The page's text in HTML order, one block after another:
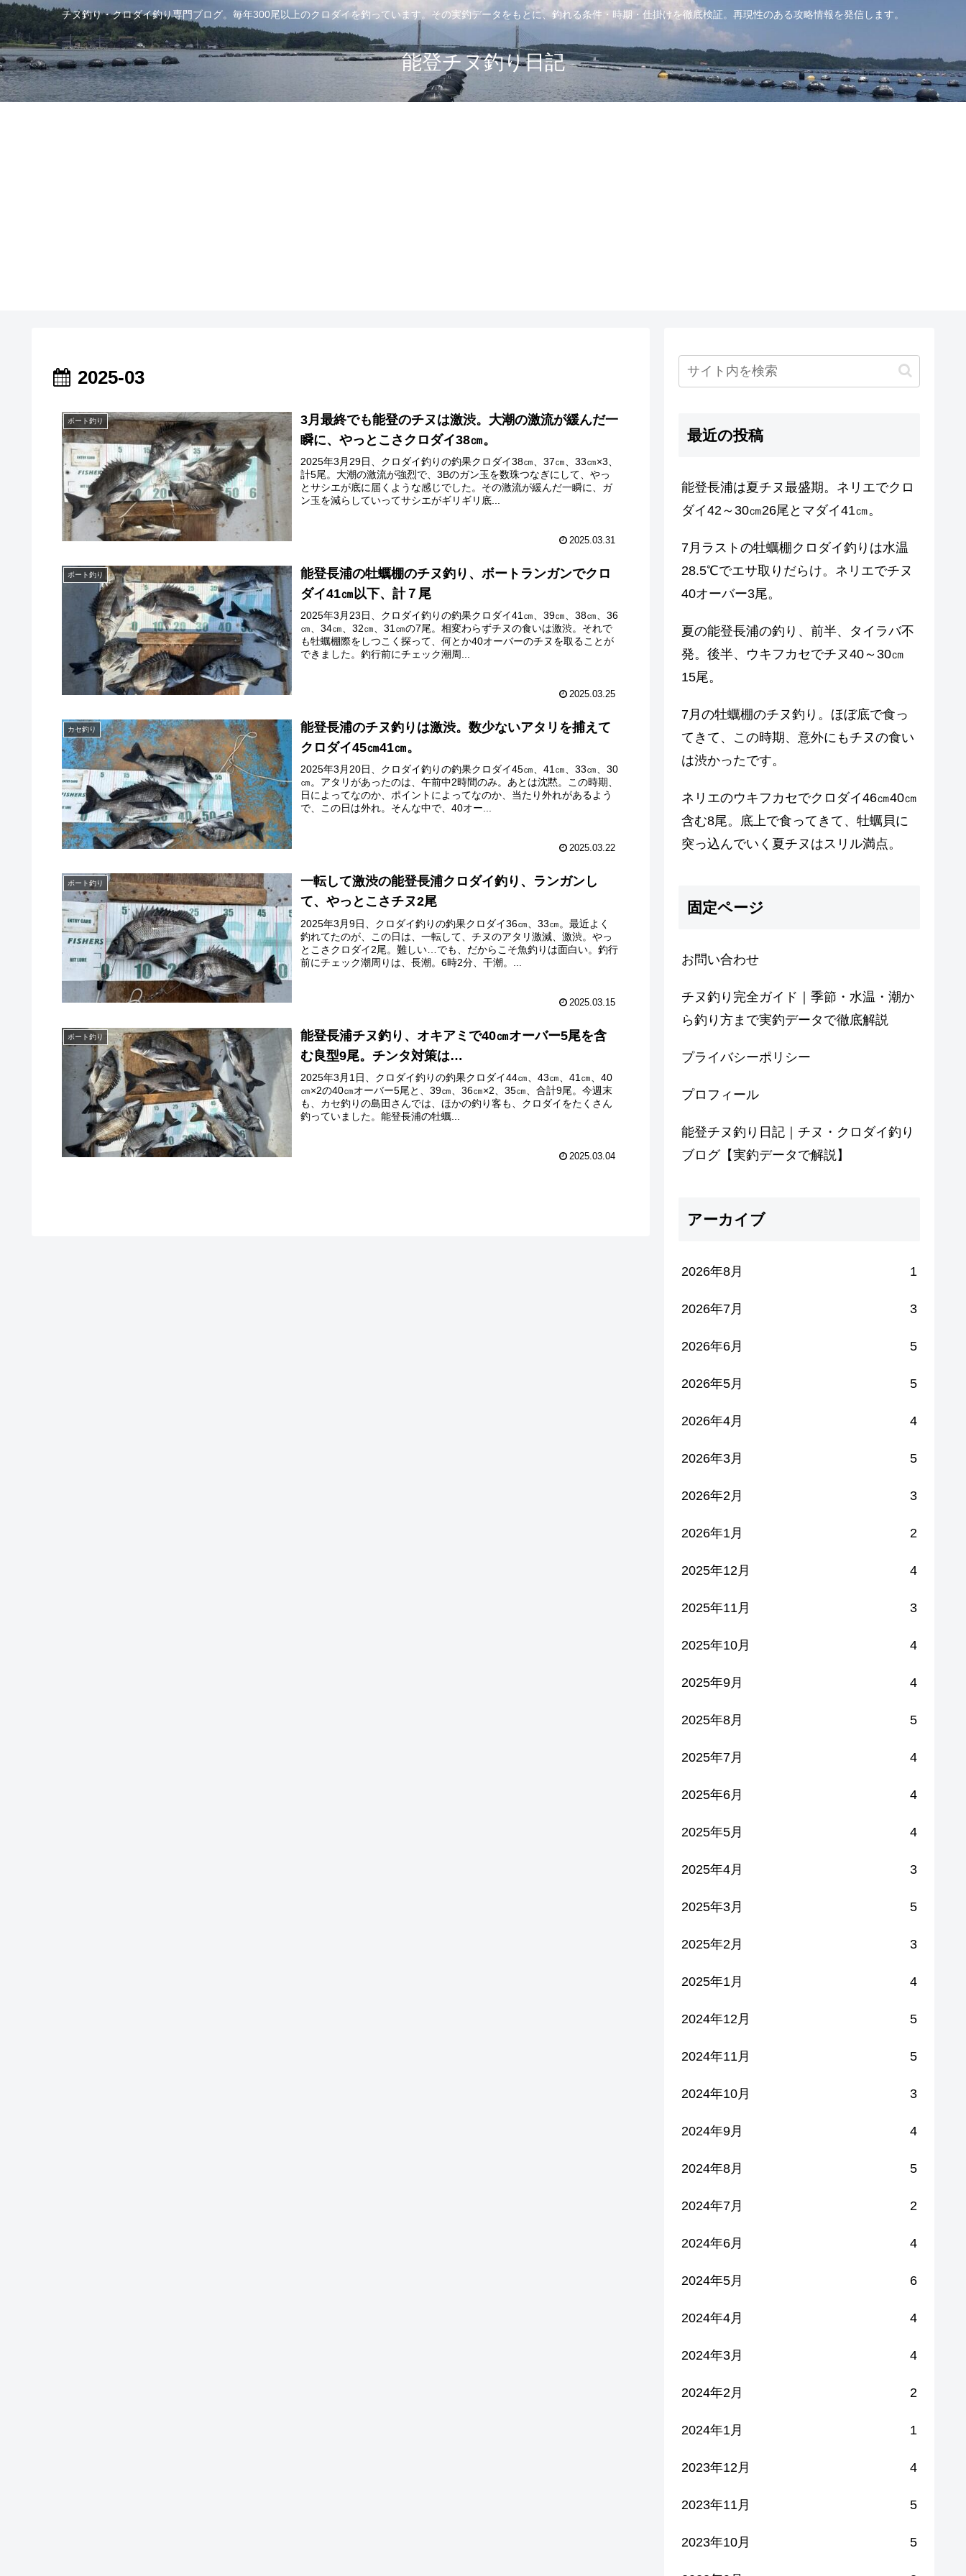
チヌ釣り・クロダイ釣り専門ブログ。毎年300尾以上のクロダイを釣っています。その実釣データをもとに、釣れる条件・時期・仕掛けを徹底検証。再現性のある攻略情報を発信します。
能登チヌ釣り日記
2025-03
ボート釣り
3月最終でも能登のチヌは激渋。大潮の激流が緩んだ一
瞬に、やっとこさクロダイ38㎝。
2025年3月29日、クロダイ釣りの釣果クロダイ38㎝、37㎝、33㎝×3、
計5尾。大潮の激流が強烈で、3Bのガン玉を数珠つなぎにして、やっ
とサシエが底に届くような感じでした。その激流が緩んだ一瞬に、ガ
ン玉を減らしていってサシエがギリギリ底...
2025.03.31
ボート釣り
能登長浦の牡蠣棚のチヌ釣り、ボートランガンでクロ
ダイ41㎝以下、計７尾
2025年3月23日、クロダイ釣りの釣果クロダイ41㎝、39㎝、38㎝、36
㎝、34㎝、32㎝、31㎝の7尾。相変わらずチヌの食いは激渋。それで
も牡蠣棚際をしつこく探って、何とか40オーバーのチヌを取ることが
できました。釣行前にチェック潮周...
2025.03.25
カセ釣り
能登長浦のチヌ釣りは激渋。数少ないアタリを捕えて
クロダイ45㎝41㎝。
2025年3月20日、クロダイ釣りの釣果クロダイ45㎝、41㎝、33㎝、30
㎝。アタリがあったのは、午前中2時間のみ。あとは沈黙。この時期、
日によってなのか、ポイントによってなのか、当たり外れがあるよう
で、この日は外れ。そんな中で、40オー...
2025.03.22
ボート釣り
一転して激渋の能登長浦クロダイ釣り、ランガンし
て、やっとこさチヌ2尾
2025年3月9日、クロダイ釣りの釣果クロダイ36㎝、33㎝。最近よく
釣れてたのが、この日は、一転して、チヌのアタリ激減、激渋。やっ
とこさクロダイ2尾。難しい…でも、だからこそ魚釣りは面白い。釣行
前にチェック潮周りは、長潮。6時2分、干潮。...
2025.03.15
ボート釣り
能登長浦チヌ釣り、オキアミで40㎝オーバー5尾を含
む良型9尾。チンタ対策は…
2025年3月1日、クロダイ釣りの釣果クロダイ44㎝、43㎝、41㎝、40
㎝×2の40㎝オーバー5尾と、39㎝、36㎝×2、35㎝、合計9尾。今週末
も、カセ釣りの島田さんでは、ほかの釣り客も、クロダイをたくさん
釣っていました。能登長浦の牡蠣...
2025.03.04
最近の投稿
能登長浦は夏チヌ最盛期。ネリエでクロ
ダイ42～30㎝26尾とマダイ41㎝。
7月ラストの牡蠣棚クロダイ釣りは水温
28.5℃でエサ取りだらけ。ネリエでチヌ
40オーバー3尾。
夏の能登長浦の釣り、前半、タイラバ不
発。後半、ウキフカセでチヌ40～30㎝
15尾。
7月の牡蠣棚のチヌ釣り。ほぼ底で食っ
てきて、この時期、意外にもチヌの食い
は渋かったです。
ネリエのウキフカセでクロダイ46㎝40㎝
含む8尾。底上で食ってきて、牡蠣貝に
突っ込んでいく夏チヌはスリル満点。
固定ページ
お問い合わせ
チヌ釣り完全ガイド｜季節・水温・潮か
ら釣り方まで実釣データで徹底解説
プライバシーポリシー
プロフィール
能登チヌ釣り日記｜チヌ・クロダイ釣り
ブログ【実釣データで解説】
アーカイブ
2026年8月 1
2026年7月 3
2026年6月 5
2026年5月 5
2026年4月 4
2026年3月 5
2026年2月 3
2026年1月 2
2025年12月 4
2025年11月 3
2025年10月 4
2025年9月 4
2025年8月 5
2025年7月 4
2025年6月 4
2025年5月 4
2025年4月 3
2025年3月 5
2025年2月 3
2025年1月 4
2024年12月 5
2024年11月 5
2024年10月 3
2024年9月 4
2024年8月 5
2024年7月 2
2024年6月 4
2024年5月 6
2024年4月 4
2024年3月 4
2024年2月 2
2024年1月 1
2023年12月 4
2023年11月 5
2023年10月 5